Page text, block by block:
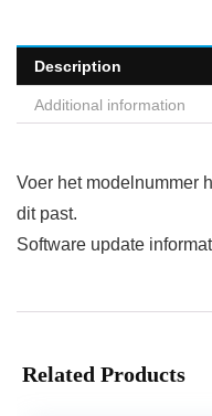
Description
Additional information
Voer het modelnummer
dit past.
Software update
Related Products